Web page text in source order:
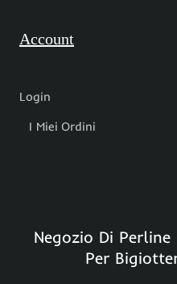
Account
Login
I Miei Ordini
Negozio Di
Per